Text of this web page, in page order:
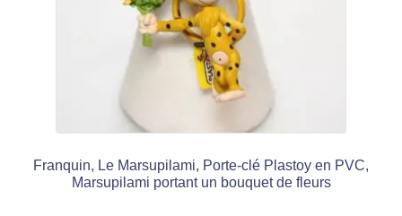
Franquin, Le Marsupilami, Porte-clé Plastoy en PVC,
Marsupilami portant un bouquet de fleurs